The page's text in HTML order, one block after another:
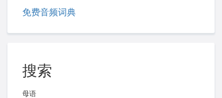
免费音频词典
搜索
母语